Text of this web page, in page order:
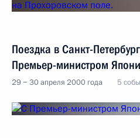
Поездка в Санкт-
Премьер-министром
29 − 30 апреля 2000 года 5